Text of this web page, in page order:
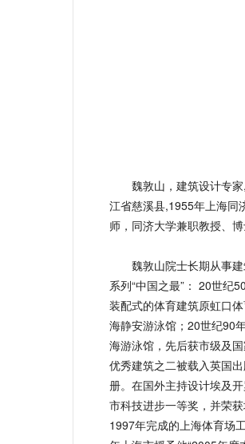
魏敦山，建筑设计专家,
江省慈溪县,1955年上海同
师，同济大学兼职教授、
魏敦山院士长期从事建
系列“中国之最”： 20世纪
装配式的体育建筑原虹口
海静安游泳馆；20世纪90
海游泳馆，先后获市级及
优秀建筑之二被载入英国
册。在国外主持设计埃及
市科技进步一等奖，并荣
1997年完成的上海体育场